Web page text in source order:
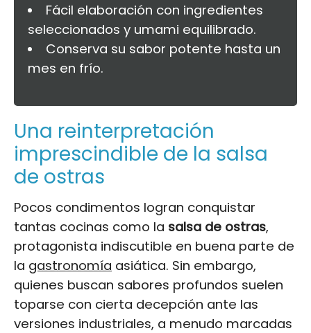
Fácil elaboración con ingredientes
seleccionados y umami equilibrado.
Conserva su sabor potente hasta un
mes en frío.
Una reinterpretación
imprescindible de la salsa
de ostras
Pocos condimentos logran conquistar
tantas cocinas como la salsa de ostras,
protagonista indiscutible en buena parte de
la gastronomía asiática. Sin embargo,
quienes buscan sabores profundos suelen
toparse con cierta decepción ante las
versiones industriales, a menudo marcadas